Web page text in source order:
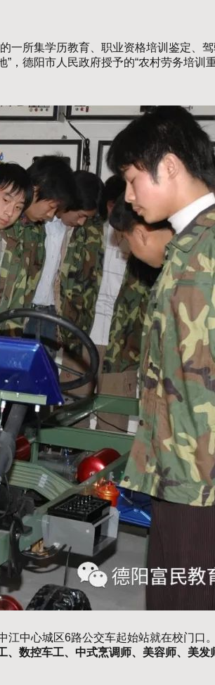
一所集学历教育、职业资格培训鉴定、
德阳市人民政府授予的“农村劳务培训
中心城区6路公交车起始站就在校门口
、数控车工、中式烹调师、美容师、美发